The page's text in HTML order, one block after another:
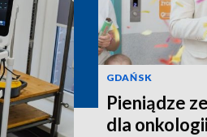
GDAŃSK
Pieniądze
dla